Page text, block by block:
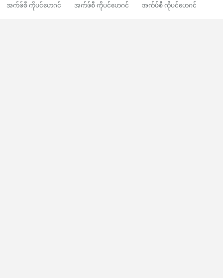
အက်ဖ်စီ ကိုပင်ဟေဂင် အက်ဖ်စီ ကိုပင်ဟေဂင် အက်ဖ်စီ ကိုပင်ဟေဂင်